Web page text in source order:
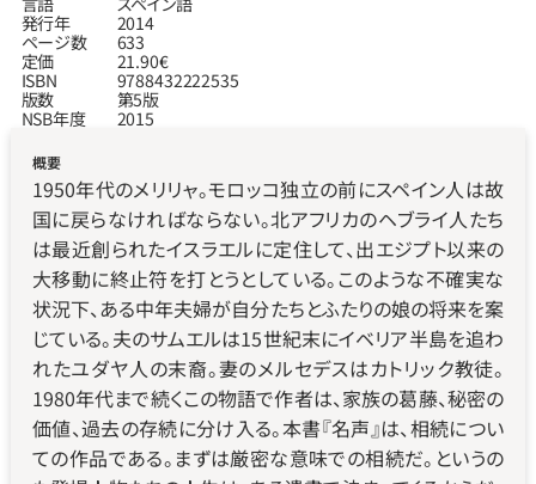
発行年
2014
ページ数
633
定価
21.90€
ISBN
9788432222535
版数
第5版
NSB年度
2015
概要
1950年代のメリリャ。モロッコ独立の前にスペイン人は故
国に戻らなければならない。北アフリカのヘブライ人たち
は最近創られたイスラエルに定住して、出エジプト以来の
大移動に終止符を打とうとしている。このような不確実な
状況下、ある中年夫婦が自分たちとふたりの娘の将来を案
じている。夫のサムエルは15世紀末にイベリア半島を追わ
れたユダヤ人の末裔。妻のメルセデスはカトリック教徒。
1980年代まで続くこの物語で作者は、家族の葛藤、秘密の
価値、過去の存続に分け入る。本書『名声』は、相続につい
ての作品である。まずは厳密な意味での相続だ。というの